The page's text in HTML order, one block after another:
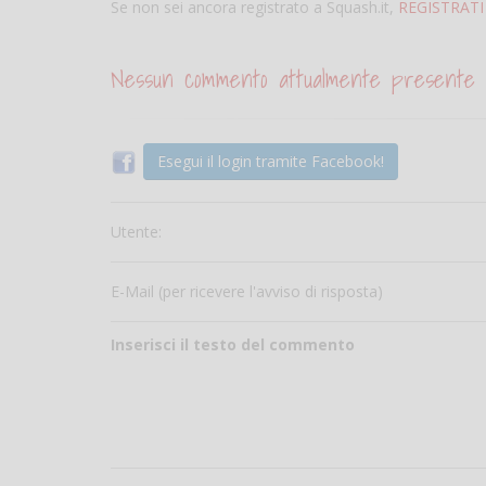
Se non sei ancora registrato a Squash.it,
Nessun commento attualmente presente
Esegui il login tramite Facebook!
Utente:
E-Mail (per ricevere l'avviso di risposta)
Inserisci il testo del commento